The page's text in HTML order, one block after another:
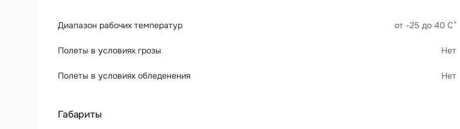
Диапазон рабочих температур от -25 до 40 С°
Полеты в условиях грозы Нет
Полеты в условиях обледенения Нет
Габариты